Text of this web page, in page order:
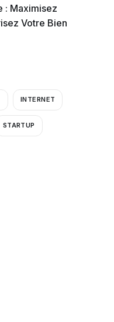
: Maximisez
Votre Bien
INTERNET
STARTUP